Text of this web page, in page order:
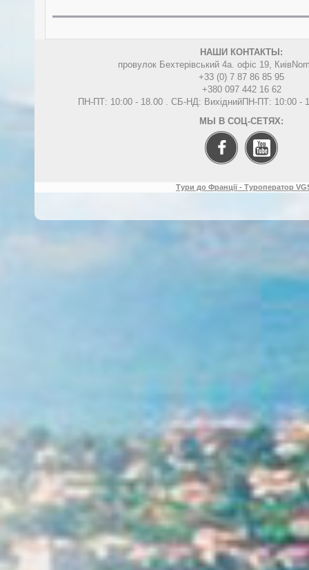
НАШИ КОНТАКТЫ:
провулок Бехтерівський 4а. офіс 19, Киів
+33 (0) 7 87 86 85 95
+380 097 442 16 62
ПН-ПТ: 10:00 - 18.00 . СБ-НД: ВихіднийПН-ПТ: 10:00 -
МЫ В СОЦ-СЕТЯХ:
Тури до Франції - Туроператор